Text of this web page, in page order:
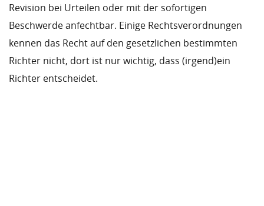
Revision bei Urteilen oder mit der sofortigen
Beschwerde anfechtbar. Einige Rechtsverordnungen
kennen das Recht auf den gesetzlichen bestimmten
Richter nicht, dort ist nur wichtig, dass (irgend)ein
Richter entscheidet.